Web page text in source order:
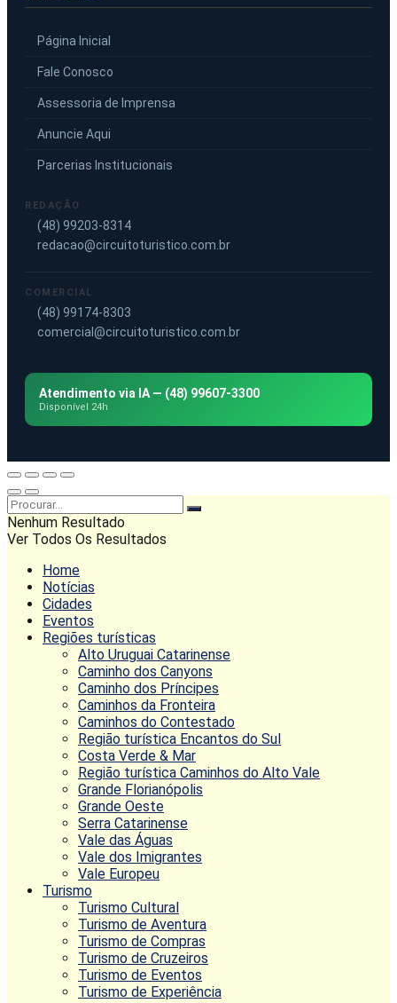
Página Inicial
Fale Conosco
Assessoria de Imprensa
Anuncie Aqui
Parcerias Institucionais
REDAÇÃO
(48) 99203-8314
redacao@circuitoturistico.com.br
COMERCIAL
(48) 99174-8303
comercial@circuitoturistico.com.br
Atendimento via IA — (48) 99607-3300
Disponível 24h
Nenhum Resultado
Ver Todos Os Resultados
Home
Notícias
Cidades
Eventos
Regiões turísticas
Alto Uruguai Catarinense
Caminho dos Canyons
Caminho dos Príncipes
Caminhos da Fronteira
Caminhos do Contestado
Região turística Encantos do Sul
Costa Verde & Mar
Região turística Caminhos do Alto Vale
Grande Florianópolis
Grande Oeste
Serra Catarinense
Vale das Águas
Vale dos Imigrantes
Vale Europeu
Turismo
Turismo Cultural
Turismo de Aventura
Turismo de Compras
Turismo de Cruzeiros
Turismo de Eventos
Turismo de Experiência